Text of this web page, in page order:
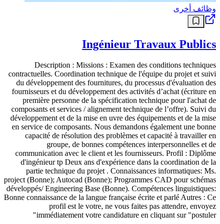
وظائف أخرى
Ingénieur Travaux Publics
Description : Missions : Examen des conditions techniques
contractuelles. Coordination technique de l'équipe du projet et suivi
du développement des fournitures, du processus d'évaluation des
fournisseurs et du développement des activités d’achat (écriture en
première personne de la spécification technique pour l'achat de
composants et services / alignement technique de l’offre). Suivi du
développement et de la mise en uvre des équipements et de la mise
en service de composants. Nous demandons également une bonne
capacité de résolution des problèmes et capacité à travailler en
groupe, de bonnes compétences interpersonnelles et de
communication avec le client et les fournisseurs. Profil : Diplôme
d'ingénieur tp Deux ans d'expérience dans la coordination de la
partie technique du projet . Connaissances informatiques: Ms.
project (Bonne); Autocad (Bonne); Programmes CAD pour schémas
développés/ Engineering Base (Bonne). Compétences linguistiques:
Bonne connaissance de la langue française écrite et parlé Autres : Ce
profil est le votre, ne vous faites pas attendre, envoyez
immédiatement votre candidature en cliquant sur "postuler"